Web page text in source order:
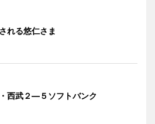
れる悠仁さま
西武２―５ソフトバンク